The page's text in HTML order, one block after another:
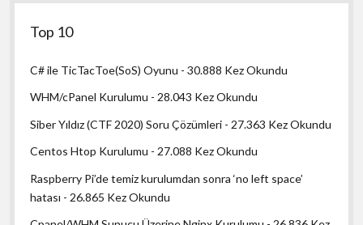
Top 10
C# ile TicTacToe(SoS) Oyunu - 30.888 Kez Okundu
WHM/cPanel Kurulumu - 28.043 Kez Okundu
Siber Yıldız (CTF 2020) Soru Çözümleri - 27.363 Kez Okundu
Centos Htop Kurulumu - 27.088 Kez Okundu
Raspberry Pi’de temiz kurulumdan sonra ‘no left space’
hatası - 26.865 Kez Okundu